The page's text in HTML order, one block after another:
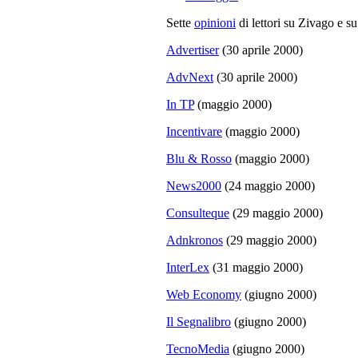
Sette opinioni di lettori su Zivago e
Advertiser(30 aprile 2000)
AdvNext (30 aprile 2000)
In TP(maggio 2000)
Incentivare (maggio 2000)
Blu & Rosso (maggio 2000)
News2000 (24 maggio 2000)
Consulteque (29 maggio 2000)
Adnkronos (29 maggio 2000)
InterLex (31 maggio 2000)
Web Economy (giugno 2000)
Il Segnalibro (giugno 2000)
TecnoMedia (giugno 2000)